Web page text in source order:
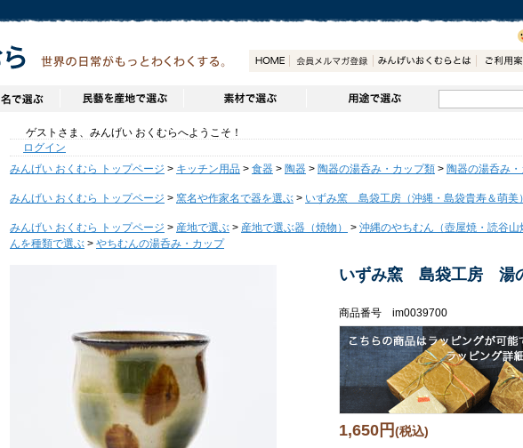
ゲストさま、みんげい おくむらへようこそ！
ログイン
みんげい おくむら トップページ > キッチン用品 > 食器 > 陶器 > 陶器の湯呑み・カップ類 > 陶器の湯呑み
みんげい おくむら トップページ > 窯名や作家名で器を選ぶ > いずみ窯 島袋工房（沖縄・島袋貴寿＆萌美）
みんげい おくむら トップページ > 産地で選ぶ > 産地で選ぶ器（焼物） > 沖縄のやちむん（壺屋焼・読谷山
んを種類で選ぶ > やちむんの湯呑み・カップ
いずみ窯 島袋工房
商品番号 im0039700
1,650円(税込)